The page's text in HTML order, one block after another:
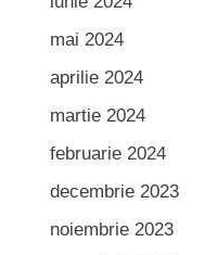
mai 2024
aprilie 2024
martie 2024
februarie 2024
decembrie 2023
noiembrie 2023